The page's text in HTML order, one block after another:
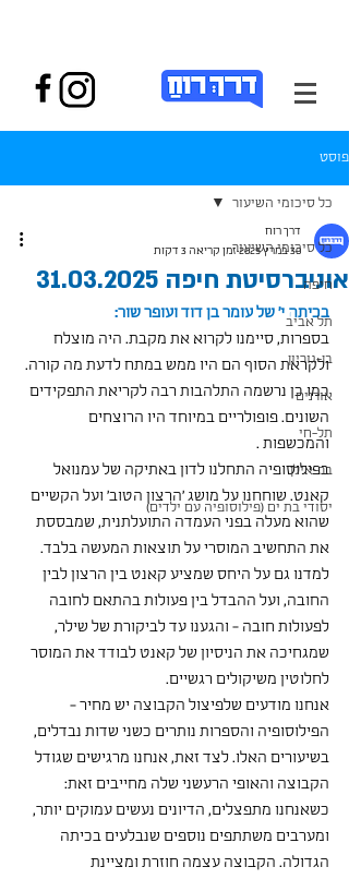
פוסט
כל סיכומי השיעור
חיפה
תל אביב
בן-גוריון
אורנים
תל-חי
בר-אילן
יסודי בת ים (פילוסופיה עם ילדים)
כל סיכומי השיעור
אוניברסיטת חיפה 31.03.2025
דרך רוח
30 במרץ 2025
זמן קריאה 3 דקות
בכיתה י' של עומר בן דוד ועופר שור:
בספרות, סיימנו לקרוא את מקבת. היה מוצלח
ולקראת הסוף הם היו ממש במתח לדעת מה קורה.
כמו כן נרשמה התלהבות רבה לקריאת התפקידים
השונים. פופולריים במיוחד היו הרוצחים
והמכשפות .
בפילוסופיה התחלנו לדון באתיקה של עמנואל
קאנט. שוחחנו על מושג 'הרצון הטוב' ועל הקשיים
שהוא מעלה בפני העמדה התועלתנית, שמבססת
את התחשיב המוסרי על תוצאות המעשה בלבד.
למדנו גם על היחס שמציע קאנט בין הרצון לבין
החובה, ועל ההבדל בין פעולות בהתאם לחובה
לפעולות חובה - והגענו עד לביקורת של שילר,
שמגחיכה את הניסיון של קאנט לבודד את המוסר
לחלוטין משיקולים רגשיים.
אנחנו מודעים שלפיצול הקבוצה יש מחיר -
הפילוסופיה והספרות נותרים כשני שדות נבדלים,
בשיעורים האלו. לצד זאת, אנחנו מרגישים שגודל
הקבוצה והאופי הרעשני שלה מחייבים זאת:
כשאנחנו מתפצלים, הדיונים נעשים עמוקים יותר,
ומערבים משתתפים נוספים שנבלעים בכיתה
הגדולה. הקבוצה עצמה חוזרת ומציינת